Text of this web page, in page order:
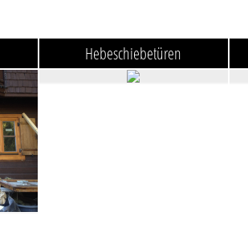
Hebeschiebetüren